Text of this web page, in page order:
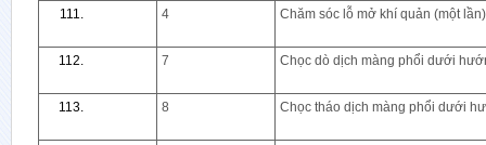
4 Chăm sóc lỗ mở khí quản (một lần)
7 Chọc dò dịch màng phổi dưới
8 Chọc tháo dịch màng phổi dưới